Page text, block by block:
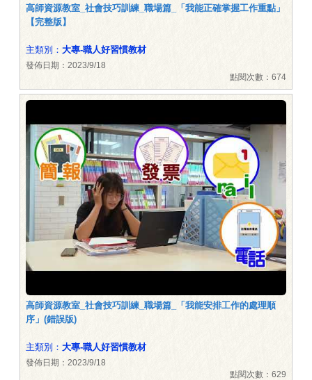
高師資源教室_社會技巧訓練_職場篇_「我能正確掌握工作重點」
【完整版】
主類別： 大專-職人好習慣教材
發佈日期：2023/9/18
點閱次數：674
高師資源教室_社會技巧訓練_職場篇_「我能安排工作的處理順
序」(錯誤版)
主類別： 大專-職人好習慣教材
發佈日期：2023/9/18
點閱次數：629